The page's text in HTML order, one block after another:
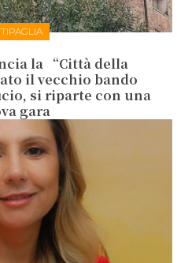
la “Città della
il vecchio bando
si riparte con una
gara